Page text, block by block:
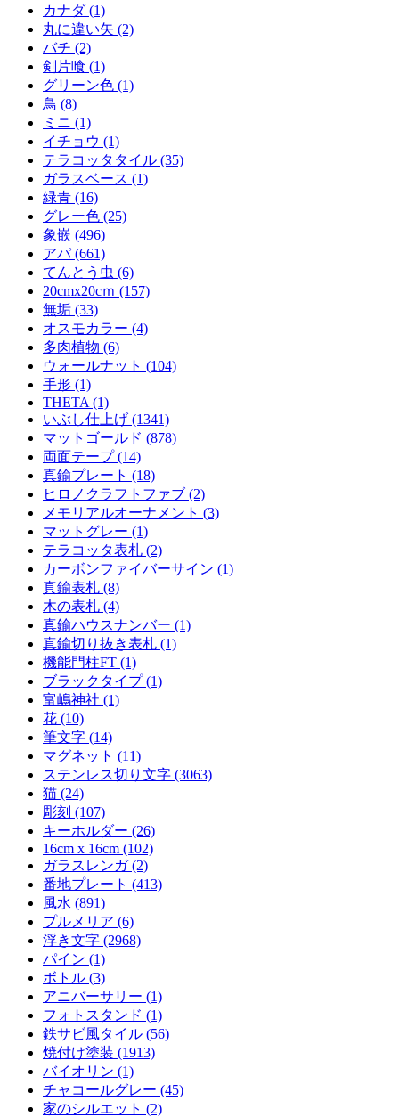
カナダ (1)
丸に違い矢 (2)
バチ (2)
剣片喰 (1)
グリーン色 (1)
鳥 (8)
ミニ (1)
イチョウ (1)
テラコッタタイル (35)
ガラスベース (1)
緑青 (16)
グレー色 (25)
象嵌 (496)
アパ (661)
てんとう虫 (6)
20cmx20cｍ (157)
無垢 (33)
オスモカラー (4)
多肉植物 (6)
ウォールナット (104)
手形 (1)
THETA (1)
いぶし仕上げ (1341)
マットゴールド (878)
両面テープ (14)
真鍮プレート (18)
ヒロノクラフトファブ (2)
メモリアルオーナメント (3)
マットグレー (1)
テラコッタ表札 (2)
カーボンファイバーサイン (1)
真鍮表札 (8)
木の表札 (4)
真鍮ハウスナンバー (1)
真鍮切り抜き表札 (1)
機能門柱FT (1)
ブラックタイプ (1)
富嶋神社 (1)
花 (10)
筆文字 (14)
マグネット (11)
ステンレス切り文字 (3063)
猫 (24)
彫刻 (107)
キーホルダー (26)
16cm x 16cm (102)
ガラスレンガ (2)
番地プレート (413)
風水 (891)
プルメリア (6)
浮き文字 (2968)
パイン (1)
ボトル (3)
アニバーサリー (1)
フォトスタンド (1)
鉄サビ風タイル (56)
焼付け塗装 (1913)
バイオリン (1)
チャコールグレー (45)
家のシルエット (2)